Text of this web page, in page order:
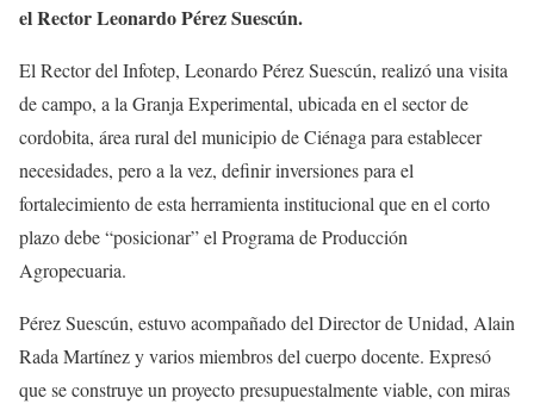
el Rector Leonardo Pérez Suescún.
El Rector del Infotep, Leonardo Pérez Suescún, realizó una visita
de campo, a la Granja Experimental, ubicada en el sector de
cordobita, área rural del municipio de Ciénaga para establecer
necesidades, pero a la vez, definir inversiones para el
fortalecimiento de esta herramienta institucional que en el corto
plazo debe “posicionar” el Programa de Producción
Agropecuaria.
Pérez Suescún, estuvo acompañado del Director de Unidad, Alain
Rada Martínez y varios miembros del cuerpo docente. Expresó
que se construye un proyecto presupuestalmente viable, con miras